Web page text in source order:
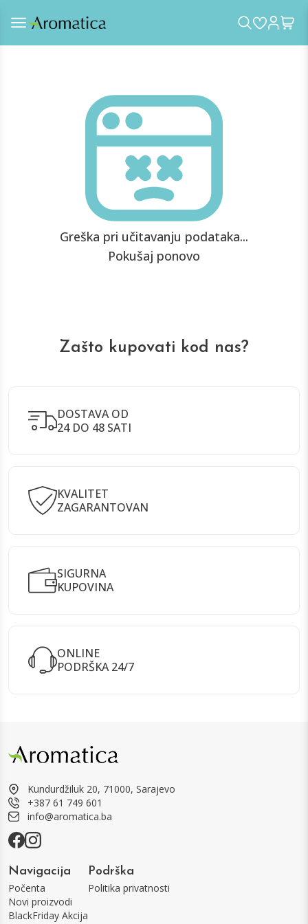
Greška pri učitavanju podataka...
Pokušaj ponovo
Zašto kupovati kod nas?
DOSTAVA OD
24 DO 48 SATI
KVALITET
ZAGARANTOVAN
SIGURNA
KUPOVINA
ONLINE
PODRŠKA 24/7
Kundurdžiluk 20, 71000, Sarajevo
+387 61 749 601
info@aromatica.ba
Navigacija
Počenta
Novi proizvodi
BlackFriday Akcija
Podrška
Politika privatnosti